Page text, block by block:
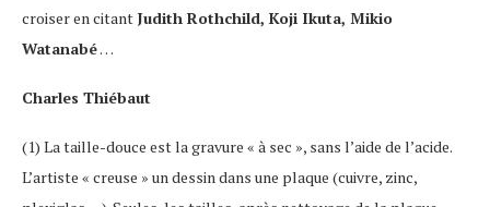
croiser en citant Judith Rothchild, Koji Ikuta, Mikio
Watanabé…
Charles Thiébaut
(1) La taille-douce est la gravure « à sec », sans l’aide de l’acide.
L’artiste « creuse » un dessin dans une plaque (cuivre, zinc,